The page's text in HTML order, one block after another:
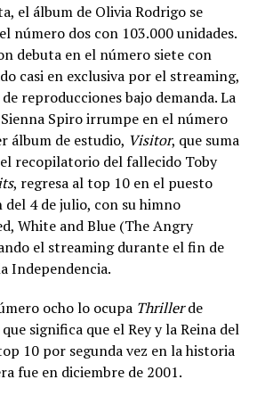
el álbum de Olivia Rodrigo se
número dos con 103.000 unidades.
debuta en el número siete con
casi en exclusiva por el streaming,
reproducciones bajo demanda. La
Spiro irrumpe en el número
álbum de estudio, Visitor, que suma
recopilatorio del fallecido Toby
, regresa al top 10 en el puesto
4 de julio, con su himno
White and Blue (The Angry
el streaming durante el fin de
Independencia.
ocho lo ocupa Thrillerde
significa que el Rey y la Reina del
10 por segunda vez en la historia
fue en diciembre de 2001.